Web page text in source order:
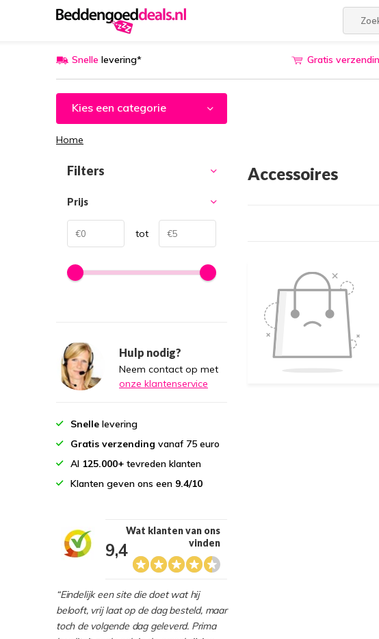
Snelle levering* Gratis
Kies een categorie
Home
Accessoires
Filters
Prijs
tot
Hulp nodig?
Neem contact op met
onze klantenservice
Snelle levering
Gratis verzending vanaf 75 euro
Al 125.000+ tevreden klanten
Klanten geven ons een 9.4/10
9,4
Wat klanten van ons
vinden
“Eindelijk een site die doet wat hij
belooft, vrij laat op de dag besteld, maar
toch de volgende dag geleverd. Prima